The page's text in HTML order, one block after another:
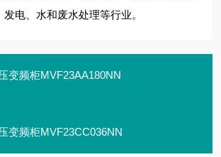
电、水和废水处理等行业。
变频柜MVF23AA180NN
变频柜MVF23CC036NN